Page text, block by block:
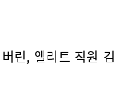
린, 엘리트 직원 김